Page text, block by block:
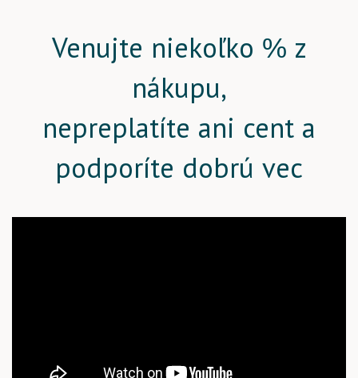
Venujte niekoľko % z
nákupu,
nepreplatíte ani cent a
podporíte dobrú vec